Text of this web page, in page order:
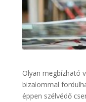
Olyan megbízható
bizalommal
éppen szélvédő